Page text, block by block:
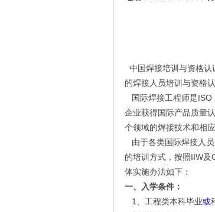
中国焊接培训与资格
的焊接人员培训与资格认
国际焊接工程师是
企业获得国际产品质量
个领域的焊接技术和相
由于各类国际焊接人
的培训方式，按照IIW
体实施办法如下：
一、入学条件：
1、工程类本科毕业或